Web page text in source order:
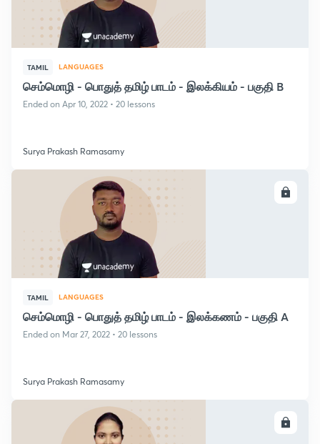
TAMIL LANGUAGES
செம்மொழி - பொதுத் தமிழ் பாடம் - இலக்கியம் - பகுதி B
Ended on Apr 10, 2022 • 20 lessons
Surya Prakash Ramasamy
TAMIL LANGUAGES
செம்மொழி - பொதுத் தமிழ் பாடம் - இலக்கணம் - பகுதி A
Ended on Mar 27, 2022 • 20 lessons
Surya Prakash Ramasamy